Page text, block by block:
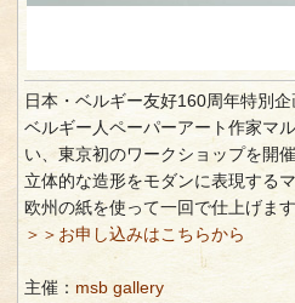
日本・ベルギー友好160周年特別企
ベルギー人ペーパーアート作家マ
い、東京初のワークショップを開催
立体的な造形をモダンに表現する
欧州の紙を使って一回で仕上げます
＞＞お申し込みはこちらから
主催： msb gallery